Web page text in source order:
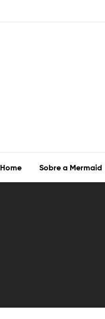
Home Sobre a Mermaid